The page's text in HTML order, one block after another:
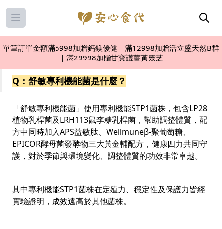
Open main menu
單筆訂單金額滿5998加贈鈣鎂優健｜滿12998加贈活立盛天然B群
｜滿29998加贈甘寶護薑黃靈芝
Q：舒敏專利機能菌是什麼？
「舒敏專利機能菌」使用專利機能STP1菌株，包含LP28
植物乳桿菌及LRH113鼠李糖乳桿菌，幫助調整體質，配
方中同時加入APS益敏肽、Wellmuneβ-聚葡萄糖、
EPICOR酵母菌發酵物三大黃金輔配方，健康四力共同守
護，對於季節與環境變化、調整體質的功效非常卓越。
其中專利機能STP1菌株在定殖力、穩定性及保護力皆經
實驗證明，成效遠高於其他菌株。